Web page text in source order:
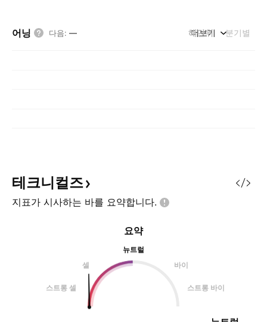
어닝 다음: — 해단위 분기별
더보기
테크니컬즈
지표가 시사하는 바를 요약합니다.
요약
뉴트럴
셀
바이
스트롱 셀 스트롱 바이